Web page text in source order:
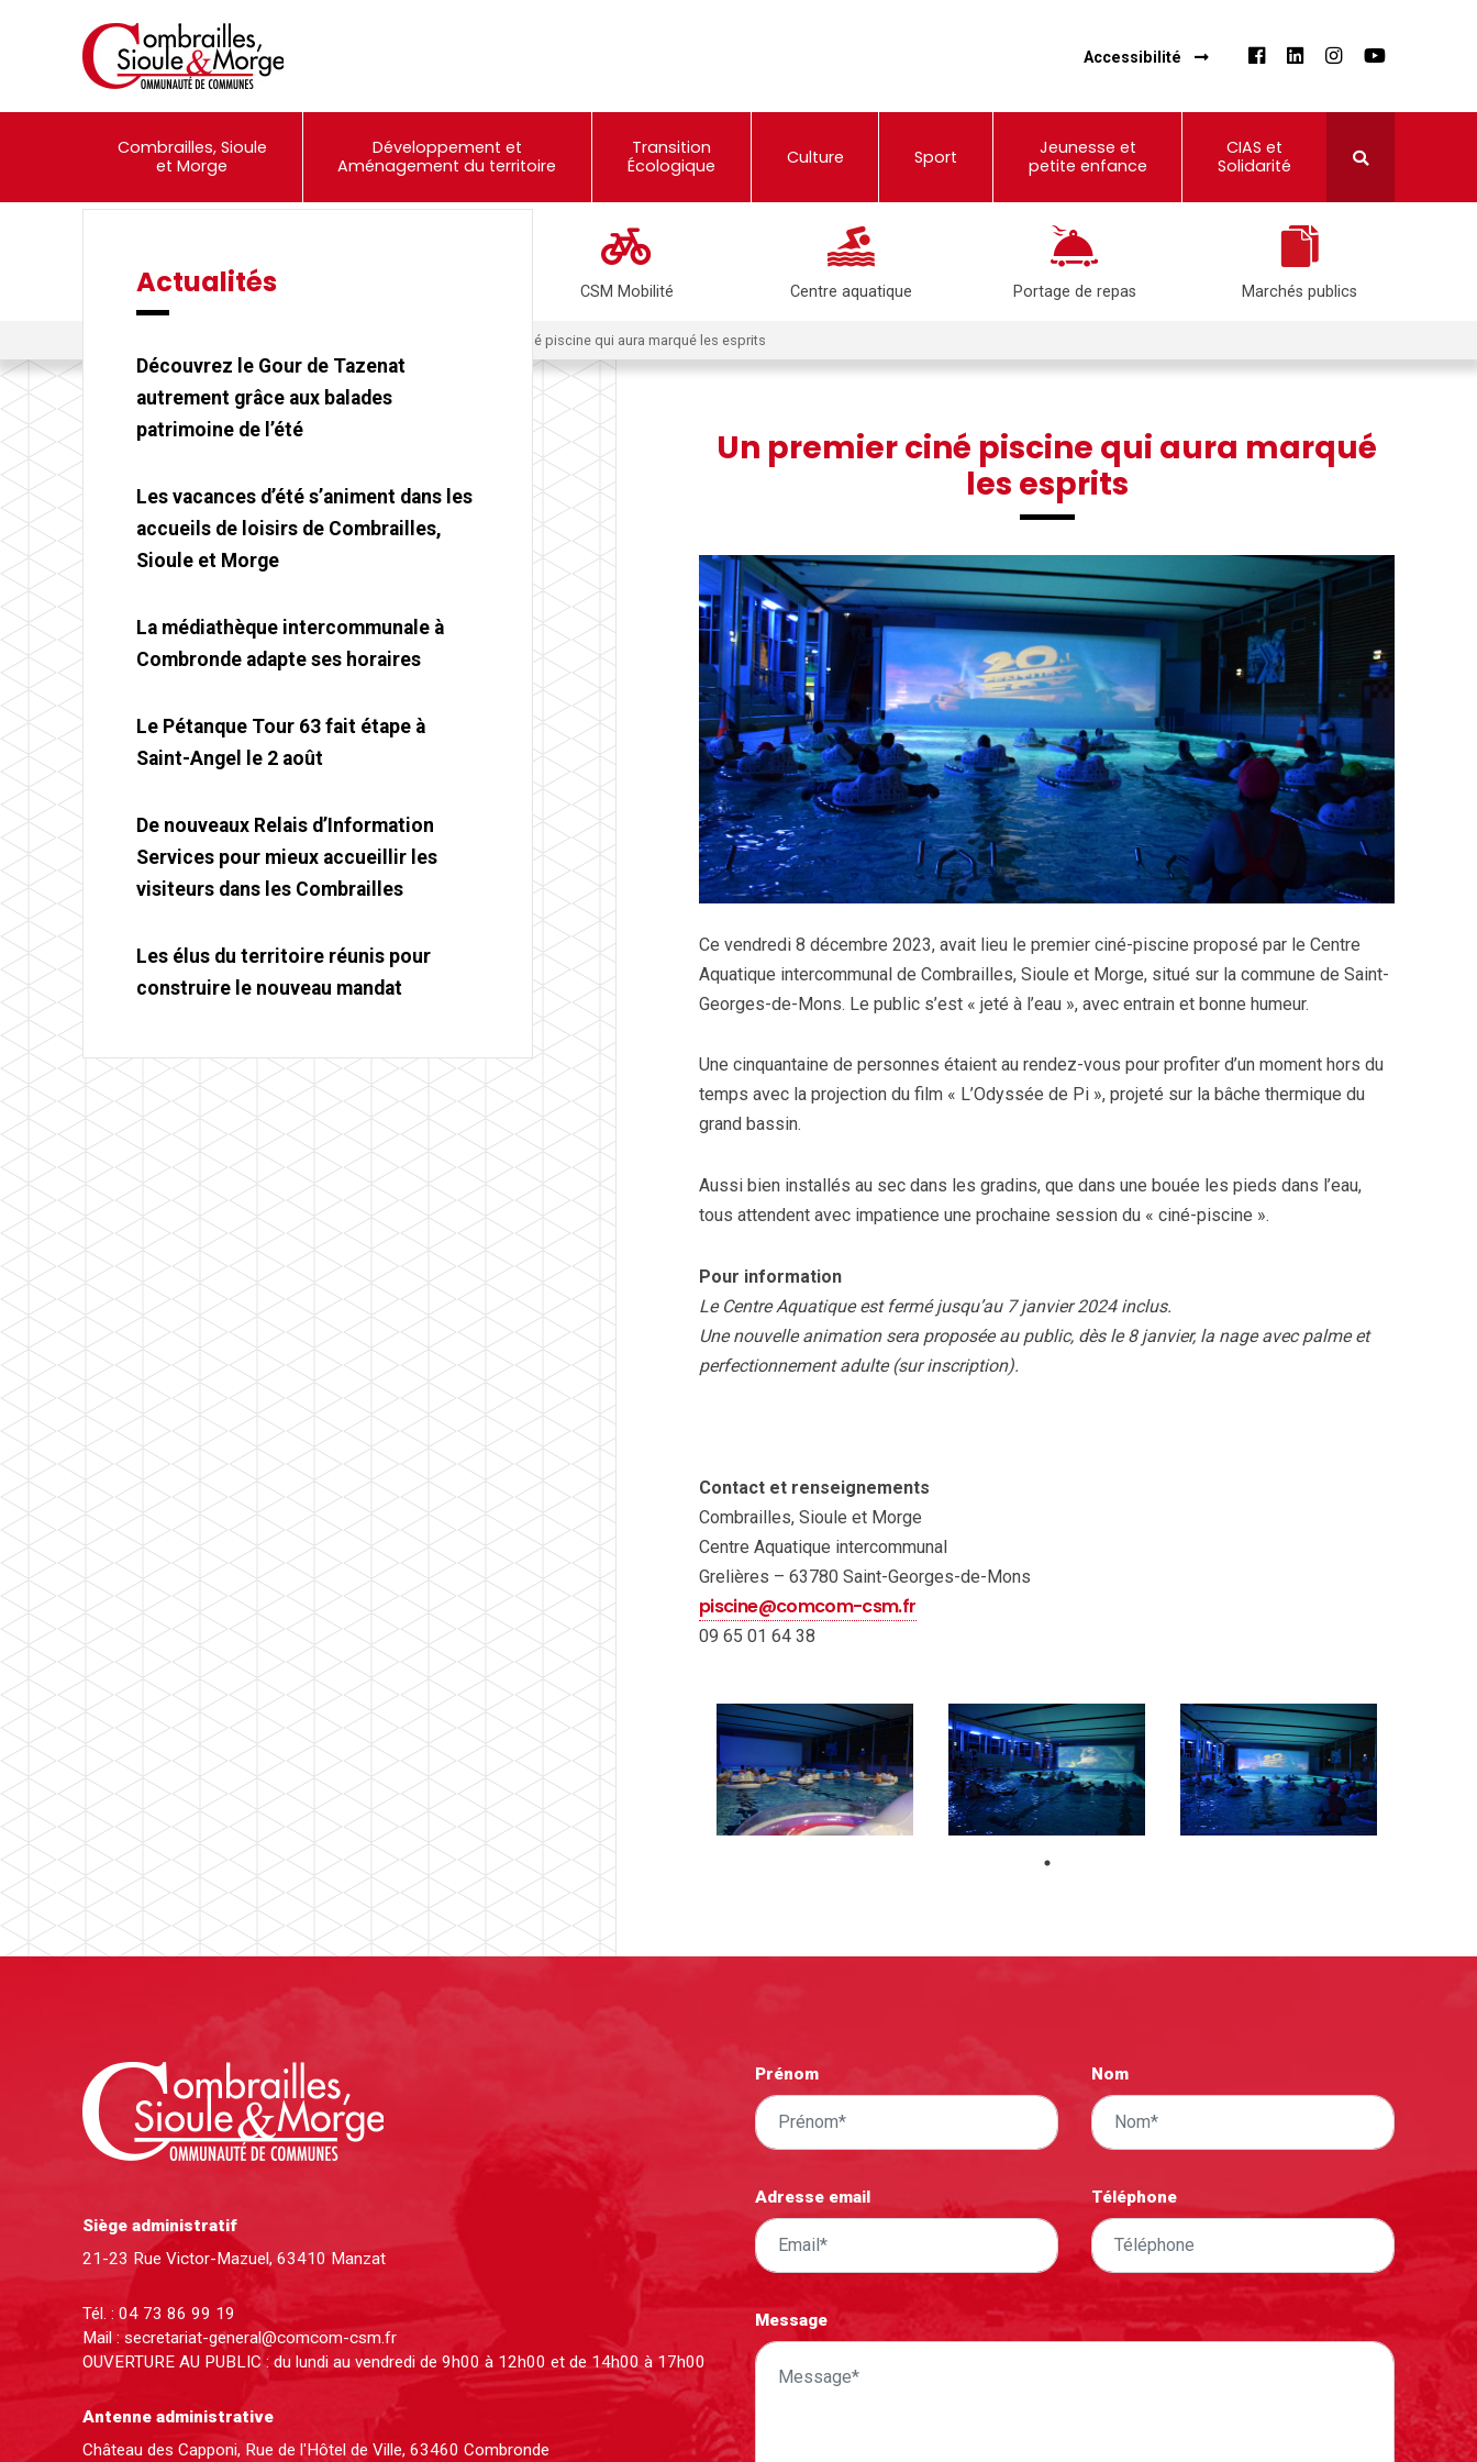
Accessibilité
Combrailles, Sioule
et Morge
Développement et
Aménagement du territoire
Transition
Écologique
Culture Sport
Jeunesse et
petite enfance
CIAS et
Solidarité
Événements CSM Mobilité Centre aquatique Portage de repas Marchés publics
Un premier ciné piscine qui aura marqué les esprits
Un premier ciné piscine qui aura marqué
les esprits
Ce vendredi 8 décembre 2023, avait lieu le premier ciné-piscine proposé par le Centre
Aquatique intercommunal de Combrailles, Sioule et Morge, situé sur la commune de Saint-
Georges-de-Mons. Le public s’est « jeté à l’eau », avec entrain et bonne humeur.
Une cinquantaine de personnes étaient au rendez-vous pour profiter d’un moment hors du
temps avec la projection du film « L’Odyssée de Pi », projeté sur la bâche thermique du
grand bassin.
Aussi bien installés au sec dans les gradins, que dans une bouée les pieds dans l’eau,
tous attendent avec impatience une prochaine session du « ciné-piscine ».
Pour information
Le Centre Aquatique est fermé jusqu’au 7 janvier 2024 inclus.
Une nouvelle animation sera proposée au public, dès le 8 janvier, la nage avec palme et
perfectionnement adulte (sur inscription).
Contact et renseignements
Combrailles, Sioule et Morge
Centre Aquatique intercommunal
Grelières – 63780 Saint-Georges-de-Mons
piscine@comcom-csm.fr
09 65 01 64 38
Actualités
Découvrez le Gour de Tazenat
autrement grâce aux balades
patrimoine de l’été
Les vacances d’été s’animent dans les
accueils de loisirs de Combrailles,
Sioule et Morge
La médiathèque intercommunale à
Combronde adapte ses horaires
Le Pétanque Tour 63 fait étape à
Saint-Angel le 2 août
De nouveaux Relais d’Information
Services pour mieux accueillir les
visiteurs dans les Combrailles
Les élus du territoire réunis pour
construire le nouveau mandat
Siège administratif
21-23 Rue Victor-Mazuel, 63410 Manzat
Tél. : 04 73 86 99 19
Mail : secretariat-general@comcom-csm.fr
OUVERTURE AU PUBLIC : du lundi au vendredi de 9h00 à 12h00 et de 14h00 à 17h00
Antenne administrative
Château des Capponi, Rue de l'Hôtel de Ville, 63460 Combronde
Prénom Nom
Adresse email Téléphone
Message